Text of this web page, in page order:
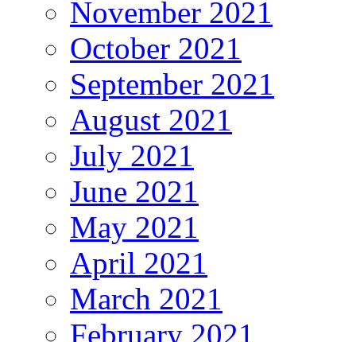
November 2021
October 2021
September 2021
August 2021
July 2021
June 2021
May 2021
April 2021
March 2021
February 2021